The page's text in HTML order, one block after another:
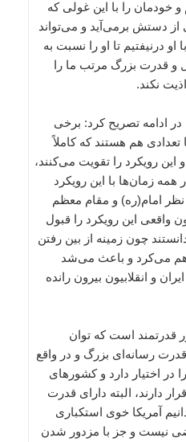
خودمان را با این غولی که
از دستش برمی‌آید و می‌تواند
او درنیفتیم تا او را نسبت به
و قدرت بزرگ مرتب ما را
نکند.
ادامه تصریح کرد: برخی
تعدادی هم هستند که کاملاً
رویکرد را تقویت می‌کنند،
زمان‌ها با این رویکرد
نظر امام(ره) و مقام معظم
واقعی این رویکرد را قبول
چون زمینه از بین رفتن
می‌کرد و باعث می‌شد
و انقلابیون بیرون رانده
قدرتمند است که توان
رسانه‌ای بزرگ و در واقع
در اختیار دارد و کشورهای
دارند، البته دارای قدرت
آمریکا خوی استکباری
نیست و جز با مزدور شدن